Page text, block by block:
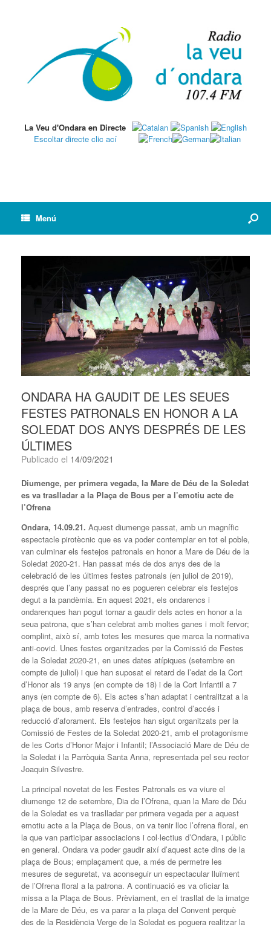
La Veu d'Ondara en Directe
Escoltar directe clic ací
Menú
ONDARA HA GAUDIT DE LES SEUES
FESTES PATRONALS EN HONOR A LA
SOLEDAT DOS ANYS DESPRÉS DE LES
ÚLTIMES
Publicado el 14/09/2021
Diumenge, per primera vegada, la Mare de Déu de la Soledat
es va traslladar a la Plaça de Bous per a l’emotiu acte de
l’Ofrena
Ondara, 14.09.21. Aquest diumenge passat, amb un magnífic
espectacle pirotècnic que es va poder contemplar en tot el poble,
van culminar els festejos patronals en honor a Mare de Déu de la
Soledat 2020-21. Han passat més de dos anys des de la
celebració de les últimes festes patronals (en juliol de 2019),
després que l’any passat no es pogueren celebrar els festejos
degut a la pandèmia. En aquest 2021, els ondarencs i
ondarenques han pogut tornar a gaudir dels actes en honor a la
seua patrona, que s’han celebrat amb moltes ganes i molt fervor;
complint, això sí, amb totes les mesures que marca la normativa
anti-covid. Unes festes organitzades per la Comissió de Festes
de la Soledat 2020-21, en unes dates atípiques (setembre en
compte de juliol) i que han suposat el retard de l’edat de la Cort
d’Honor als 19 anys (en compte de 18) i de la Cort Infantil a 7
anys (en compte de 6). Els actes s’han adaptat i centralitzat a la
plaça de bous, amb reserva d’entrades, control d’accés i
reducció d’aforament. Els festejos han sigut organitzats per la
Comissió de Festes de la Soledat 2020-21, amb el protagonisme
de les Corts d’Honor Major i Infantil; l’Associació Mare de Déu de
la Soledat i la Parròquia Santa Anna, representada pel seu rector
Joaquin Silvestre.
La principal novetat de les Festes Patronals es va viure el
diumenge 12 de setembre, Dia de l’Ofrena, quan la Mare de Déu
de la Soledat es va traslladar per primera vegada per a aquest
emotiu acte a la Plaça de Bous, on va tenir lloc l’ofrena floral, en
la que van participar associacions i col·lectius d’Ondara, i públic
en general. Ondara va poder gaudir així d’aquest acte dins de la
plaça de Bous; emplaçament que, a més de permetre les
mesures de seguretat, va aconseguir un espectacular lluïment
de l’Ofrena floral a la patrona. A continuació es va oficiar la
missa a la Plaça de Bous. Prèviament, en el trasllat de la imatge
de la Mare de Déu, es va parar a la plaça del Convent perquè
des de la Residència Verge de la Soledat es poguera realitzar la